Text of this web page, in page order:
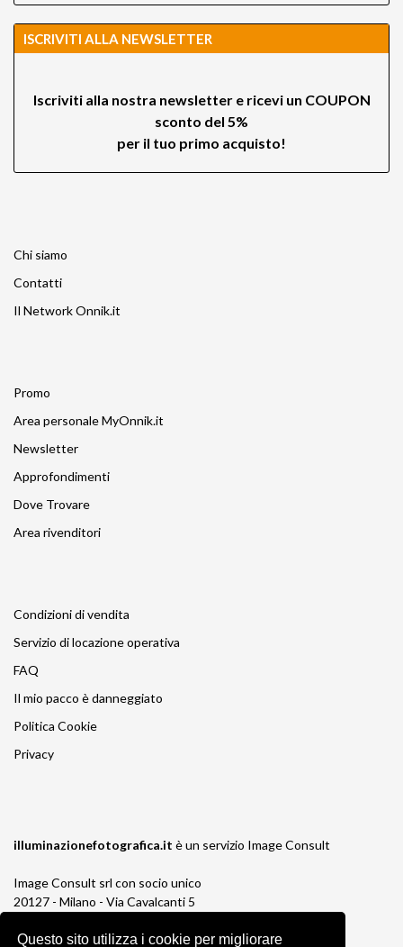
Questo sito utilizza i cookie per migliorare
ISCRIVITI ALLA NEWSLETTER
Iscriviti alla nostra newsletter e ricevi un COUPON
sconto del 5%
per il tuo primo acquisto!
Chi siamo
Contatti
Il Network Onnik.it
Promo
Area personale MyOnnik.it
Newsletter
Approfondimenti
Dove Trovare
Area rivenditori
Condizioni di vendita
Servizio di locazione operativa
FAQ
Il mio pacco è danneggiato
Politica Cookie
Privacy
illuminazionefotografica.it è un servizio Image Consult
Image Consult srl con socio unico
20127 - Milano - Via Cavalcanti 5
P.IVA e C.F. 03383650961